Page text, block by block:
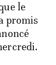
le
promis